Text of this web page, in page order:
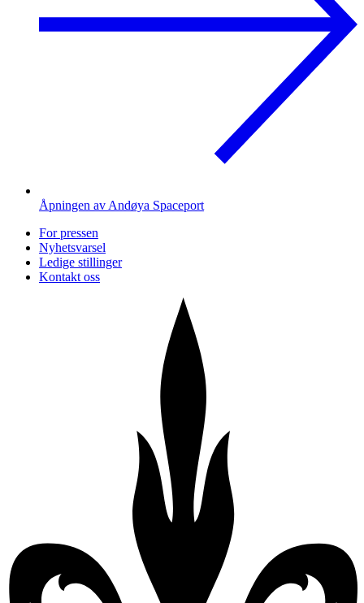
Åpningen av Andøya Spaceport
For pressen
Nyhetsvarsel
Ledige stillinger
Kontakt oss